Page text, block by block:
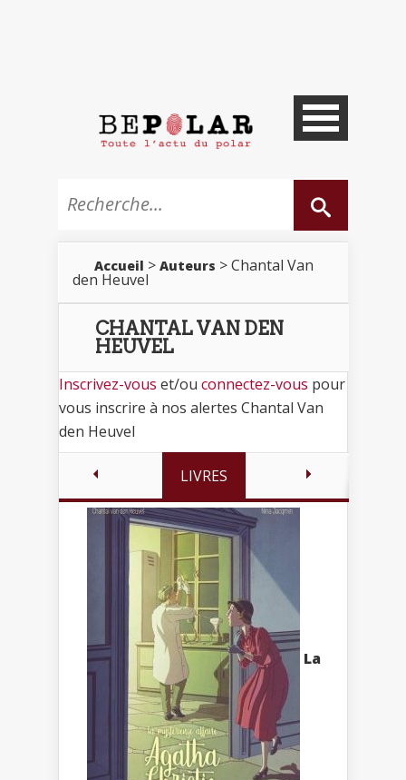
Accueil > Auteurs > Chantal Van
den Heuvel
CHANTAL VAN DEN
HEUVEL
Inscrivez-vous et/ou connectez-vous pour
vous inscrire à nos alertes Chantal Van
den Heuvel
LIVRES
La